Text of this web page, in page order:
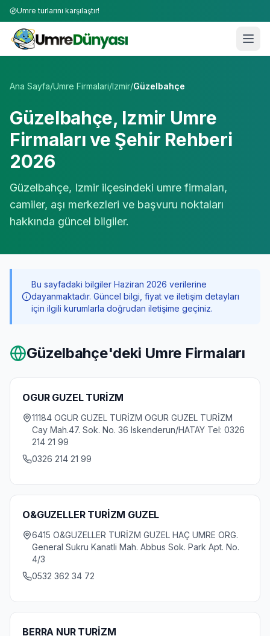
Umre turlarını karşılaştır!
Ana Sayfa/Umre Firmalari/Izmir/Güzelbahçe
Güzelbahçe, Izmir Umre
Firmaları ve Şehir Rehberi
2026
Güzelbahçe, Izmir ilçesindeki umre firmaları,
camiler, aşı merkezleri ve başvuru noktaları
hakkında güncel bilgiler.
Bu sayfadaki bilgiler Haziran 2026 verilerine
dayanmaktadır. Güncel bilgi, fiyat ve iletişim detayları
için ilgili kurumlarla doğrudan iletişime geçiniz.
Güzelbahçe'deki Umre Firmaları
OGUR GUZEL TURİZM
11184 OGUR GUZEL TURİZM OGUR GUZEL TURİZM
Cay Mah.47. Sok. No. 36 Iskenderun/HATAY Tel: 0326
214 21 99
0326 214 21 99
O&GUZELLER TURİZM GUZEL
6415 O&GUZELLER TURİZM GUZEL HAÇ UMRE ORG.
General Sukru Kanatli Mah. Abbus Sok. Park Apt. No.
4/3
0532 362 34 72
BERRA NUR TURİZM